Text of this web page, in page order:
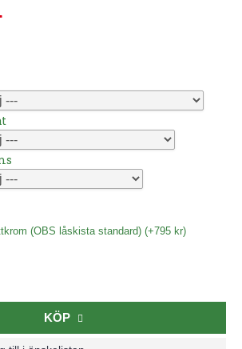
(OBS låskista standard) (+795 kr)
KÖP